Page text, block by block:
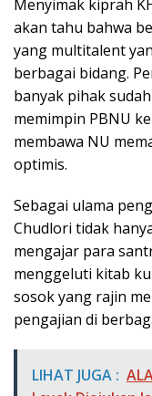
Menyimak kiprah
akan tahu bahwa
yang multitalent
berbagai bidang.
banyak pihak
memimpin PBNU
membawa NU
optimis.
Sebagai ulama
Chudlori tidak
mengajar para
menggeluti kitab
sosok yang rajin
pengajian di
LIHAT JUGA :